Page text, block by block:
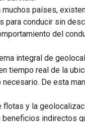
muchos países,
conducir sin
del
integral de
tiempo real de la
De esta
flotas y la
indirectos